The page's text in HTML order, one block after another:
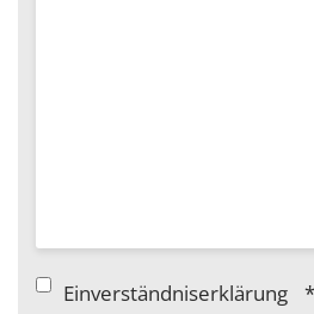
Einverständniserklärung
*